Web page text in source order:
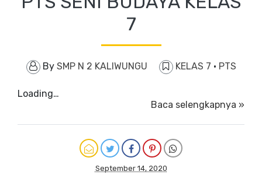
7
By SMP N 2 KALIWUNGU KELAS 7 · PTS
Loading…
Baca selengkapnya »
September 14, 2020